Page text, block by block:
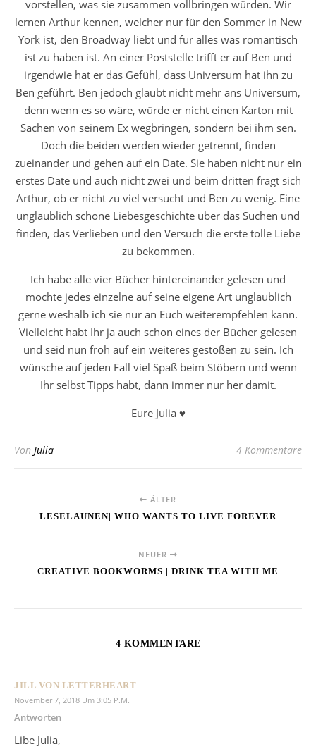
vorstellen, was sie zusammen vollbringen würden. Wir
lernen Arthur kennen, welcher nur für den Sommer in New
York ist, den Broadway liebt und für alles was romantisch
ist zu haben ist. An einer Poststelle trifft er auf Ben und
irgendwie hat er das Gefühl, dass Universum hat ihn zu
Ben geführt. Ben jedoch glaubt nicht mehr ans Universum,
denn wenn es so wäre, würde er nicht einen Karton mit
Sachen von seinem Ex wegbringen, sondern bei ihm sen.
Doch die beiden werden wieder getrennt, finden
zueinander und gehen auf ein Date. Sie haben nicht nur ein
erstes Date und auch nicht zwei und beim dritten fragt sich
Arthur, ob er nicht zu viel versucht und Ben zu wenig. Eine
unglaublich schöne Liebesgeschichte über das Suchen und
finden, das Verlieben und den Versuch die erste tolle Liebe
zu bekommen.
Ich habe alle vier Bücher hintereinander gelesen und
mochte jedes einzelne auf seine eigene Art unglaublich
gerne weshalb ich sie nur an Euch weiterempfehlen kann.
Vielleicht habt Ihr ja auch schon eines der Bücher gelesen
und seid nun froh auf ein weiteres gestoßen zu sein. Ich
wünsche auf jeden Fall viel Spaß beim Stöbern und wenn
Ihr selbst Tipps habt, dann immer nur her damit.
Eure Julia ♥
Von Julia 4 Kommentare
ÄLTER
LESELAUNEN| WHO WANTS TO LIVE FOREVER
NEUER
CREATIVE BOOKWORMS | DRINK TEA WITH ME
4 KOMMENTARE
JILL VON LETTERHEART
November 7, 2018 Um 3:05 P.m.
Antworten
Libe Julia,